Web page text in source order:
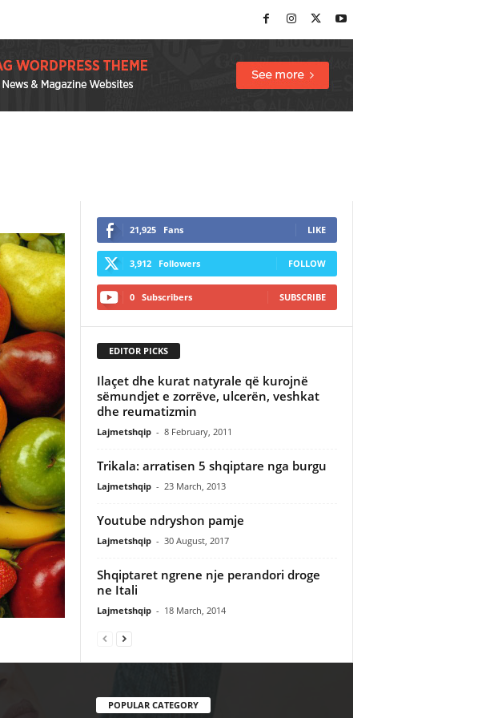
21,925 Fans LIKE
3,912 Followers FOLLOW
0 Subscribers SUBSCRIBE
EDITOR PICKS
Ilaçet dhe kurat natyrale që kurojnë
sëmundjet e zorrëve, ulcerën, veshkat
dhe reumatizmin
Lajmetshqip - 8 February, 2011
Trikala: arratisen 5 shqiptare nga burgu
Lajmetshqip - 23 March, 2013
Youtube ndryshon pamje
Lajmetshqip - 30 August, 2017
Shqiptaret ngrene nje perandori droge
ne Itali
Lajmetshqip - 18 March, 2014
POPULAR CATEGORY